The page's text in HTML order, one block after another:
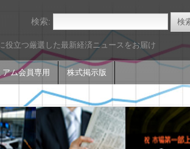
役立つ厳選した最新経済ニュースをお届け
アム会員専用 株式掲示版
検索: